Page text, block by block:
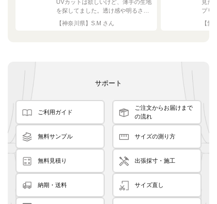
UVカットは欲しいけど、薄手の生地
を探してました。透け感や明るさも
ちょうど良く思った通りで満足で
す。
【神奈川県】S.M さん
見た
プリ
れい
【愛
サポート
ご利用ガイド
ご注文からお届けまで
の流れ
無料サンプル サイズの測り方
無料見積り 出張採寸・施工
納期・送料 サイズ直し